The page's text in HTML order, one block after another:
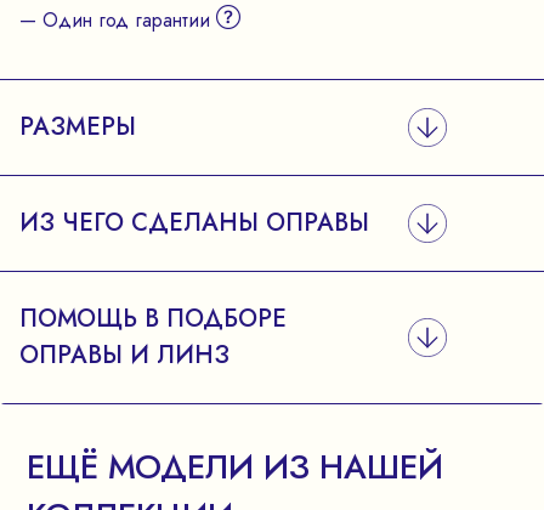
— Один год гарантии
РАЗМЕРЫ
ИЗ ЧЕГО СДЕЛАНЫ ОПРАВЫ
ПОМОЩЬ В ПОДБОРЕ
ОПРАВЫ И ЛИНЗ
ЕЩЁ МОДЕЛИ ИЗ НАШЕЙ